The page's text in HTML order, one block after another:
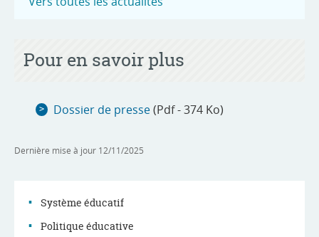
Pour en savoir plus
Dossier de presse(Pdf - 374 Ko)
Dernière mise à jour 12/11/2025
Système éducatif
Politique éducative